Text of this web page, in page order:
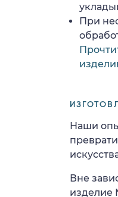
При
Наши
Вне
изделие